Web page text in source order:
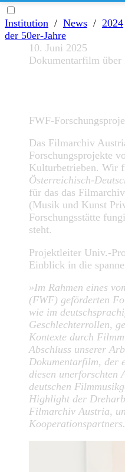
Institution / News / 2024
der 50er-Jahre
10. Juni 2025
Dokumentarfilm über
FWF-
Das Filmarchiv
Forschungsprojekte
Kulturbetrieben. Wir
Österreichisch-
für das das
(Musik und Kunst
Forschungsstätte
steht.
Projektleiter Univ.-
Einblick in die
»Im Rahmen eines
(FWF) geförderten
wie im
Geschlechterrollen,
Kontexte durch
Abschluss unserer
Dokumentarfilm, der
diesen unerforschten
deutschen
Highlight der
Filmarchiv Austria,